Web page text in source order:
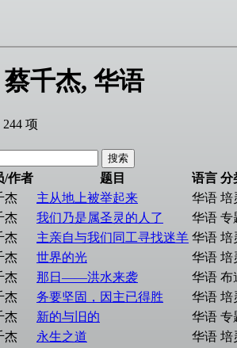
千杰, 华语
项
/作者 题目 语言 分
杰 主从地上被举起来 华语 培
杰 我们乃是属圣灵的人了 华语 专
杰 主亲自与我们同工寻找迷羊 华语 培
杰 世界的光 华语 培
杰 那日——洪水来袭 华语 布
杰 务要坚固，因主已得胜 华语 培
杰 新的与旧的 华语 专
杰 永生之道 华语 培